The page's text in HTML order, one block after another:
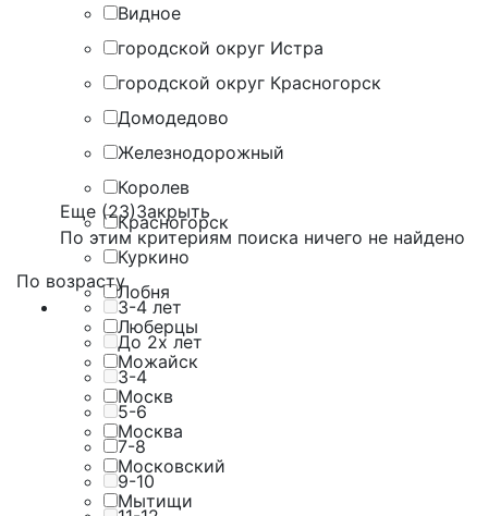
Видное
городской округ Истра
городской округ Красногорск
Домодедово
Железнодорожный
Королев
Красногорск
Куркино
Лобня
Люберцы
Можайск
Москв
Москва
Московский
Мытищи
Еще (23)Закрыть
По этим критериям поиска ничего не найдено
По возрасту
3-4 лет
До 2х лет
3-4
5-6
7-8
9-10